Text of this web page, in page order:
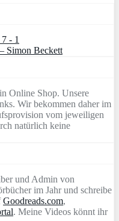
Simon Beckett
Online Shop. Unsere
Wir bekommen daher im
vom jeweiligen
natürlich keine
und Admin von
im Jahr und schreibe
Goodreads.com,
. Meine Videos könnt ihr